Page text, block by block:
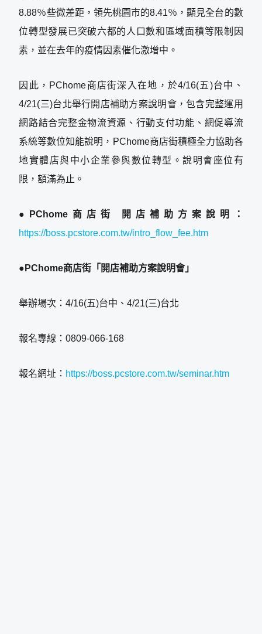
8.88％些微差距，領先桃園市的8.41％，顯見全台的數
位轉型發展已突破六都的人口數和區域面積等限制因
素，並在去年的疫情因素催化激增中。
因此，PChome商店街深入在地，於4/16(五)台中、
4/21(三)台北舉行開店補助方案說明會，包含完整運用
網路結合完整金物流資源、行動支付功能、網促導流
系統等數位知能說明，PChome商店街積極全力協助各
地實體店與中小企業參與數位轉型。說明會座位有
限，額滿為止。
●PChome商店街 開店補助方案說明：
https://boss.pcstore.com.tw/intro_flow_fee.htm
●PChome商店街「開店補助方案說明會」
舉辦場次：4/16(五)台中、4/21(三)台北
報名專線：0809-066-168
報名網址： https://boss.pcstore.com.tw/seminar.htm